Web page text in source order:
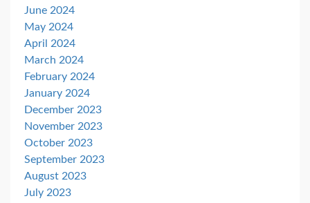
June 2024
May 2024
April 2024
March 2024
February 2024
January 2024
December 2023
November 2023
October 2023
September 2023
August 2023
July 2023